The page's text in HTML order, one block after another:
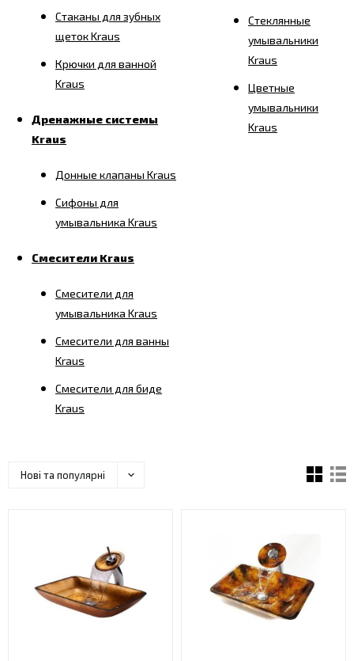
Стаканы для зубных
щеток Kraus
Крючки для ванной
Kraus
Дренажные системы
Kraus
Донные клапаны Kraus
Сифоны для
умывальника Kraus
Смесители Kraus
Смесители для
умывальника Kraus
Смесители для ванны
Kraus
Смесители для биде
Kraus
Стеклянные
умывальники
Kraus
Цветные
умывальники
Kraus
Нові та популярні